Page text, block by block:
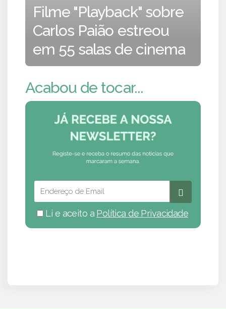
Filme "Playback" sobre
Carlos Paião estreou
em 55 salas de cinema
Acabou de tocar...
Li e aceito a Política de Privacidade